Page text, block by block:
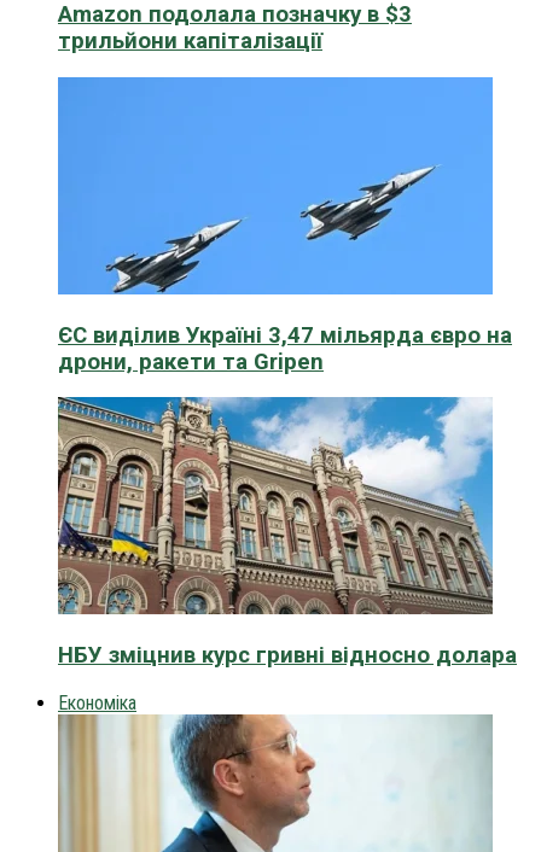
Amazon подолала позначку в $3
трильйони капіталізації
ЄС виділив Україні 3,47 мільярда євро на
дрони, ракети та Gripen
НБУ зміцнив курс гривні відносно долара
Економіка